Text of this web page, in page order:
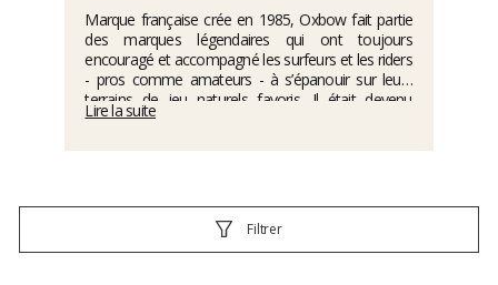
Marque française crée en 1985, Oxbow fait partie
des marques légendaires qui ont toujours
encouragé et accompagné les surfeurs et les riders
- pros comme amateurs - à s’épanouir sur leurs
terrains de jeu naturels favoris. Il était devenu
prioritaire pour celle-ci de faire perdurer son
d’entreprises à impact sociétal et environnemental
positif, un mouvement mondial en faveur d’une
économie plus inclusive, équitable et régénératrice !
Lire la suite
Filtrer